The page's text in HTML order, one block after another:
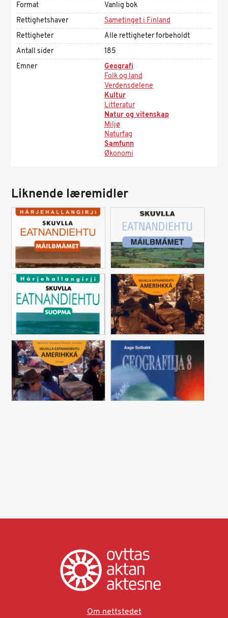
Format
Vanlig bok
Rettighetshaver
Sametinget i Finland
Rettigheter
Alle rettigheter forbeholdt
Antall sider
185
Emner
Geografi
Folk og land
Verdensdelene
Kultur
Litteratur
Natur og vitenskap
Miljø
Naturfag
Samfunn
Økonomi
Liknende læremidler
Om nettstedet